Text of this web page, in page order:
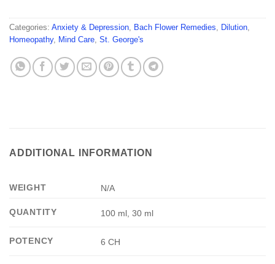
Categories: Anxiety & Depression, Bach Flower Remedies, Dilution,
Homeopathy, Mind Care, St. George's
ADDITIONAL INFORMATION
WEIGHT N/A
QUANTITY 100 ml, 30 ml
POTENCY 6 CH